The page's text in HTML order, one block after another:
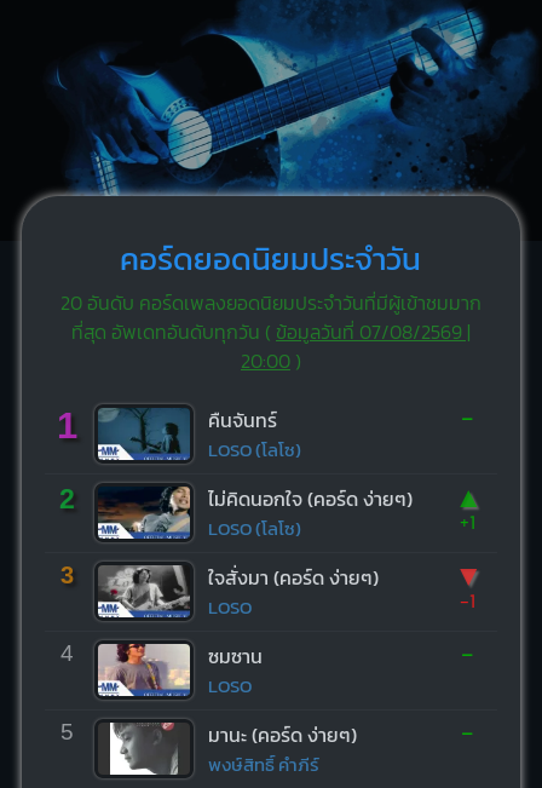
คอร์ดยอดนิยมประจำวัน
20 อันดับ คอร์ดเพลงยอดนิยมประจำวันที่มีผู้เข้าชมมาก
ที่สุด อัพเดทอันดับทุกวัน ( ข้อมูลวันที่ 07/08/2569 |
20:00)
1 คืนจันทร์
LOSO (โลโซ)
-
2 ไม่คิดนอกใจ (คอร์ด ง่ายๆ)
LOSO (โลโซ)
▲
+1
3 ใจสั่งมา (คอร์ด ง่ายๆ)
LOSO
▼
-1
4 ซมซาน
LOSO
-
5 มานะ (คอร์ด ง่ายๆ)
พงษ์สิทธิ์ คำภีร์
-